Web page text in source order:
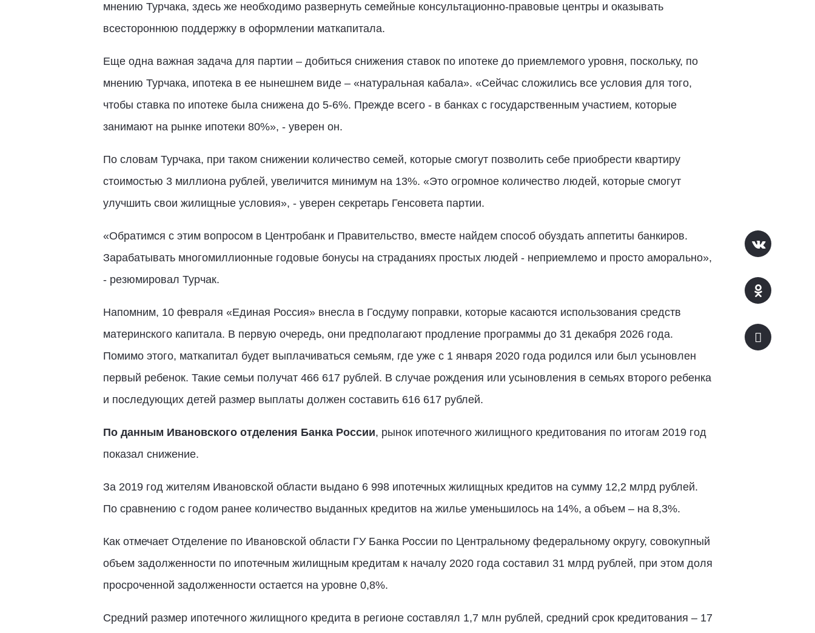
мнению Турчака, здесь же необходимо развернуть семейные консультационно-правовые центры и оказывать
всестороннюю поддержку в оформлении маткапитала.
Еще одна важная задача для партии – добиться снижения ставок по ипотеке до приемлемого уровня, поскольку, по
мнению Турчака, ипотека в ее нынешнем виде – «натуральная кабала». «Сейчас сложились все условия для того,
чтобы ставка по ипотеке была снижена до 5-6%. Прежде всего - в банках с государственным участием, которые
занимают на рынке ипотеки 80%», - уверен он.
По словам Турчака, при таком снижении количество семей, которые смогут позволить себе приобрести квартиру
стоимостью 3 миллиона рублей, увеличится минимум на 13%. «Это огромное количество людей, которые смогут
улучшить свои жилищные условия», - уверен секретарь Генсовета партии.
«Обратимся с этим вопросом в Центробанк и Правительство, вместе найдем способ обуздать аппетиты банкиров.
Зарабатывать многомиллионные годовые бонусы на страданиях простых людей - неприемлемо и просто аморально»,
- резюмировал Турчак.
Напомним, 10 февраля «Единая Россия» внесла в Госдуму поправки, которые касаются использования средств
материнского капитала. В первую очередь, они предполагают продление программы до 31 декабря 2026 года.
Помимо этого, маткапитал будет выплачиваться семьям, где уже с 1 января 2020 года родился или был усыновлен
первый ребенок. Такие семьи получат 466 617 рублей. В случае рождения или усыновления в семьях второго ребенка
и последующих детей размер выплаты должен составить 616 617 рублей.
По данным Ивановского отделения Банка России, рынок ипотечного жилищного кредитования по итогам 2019 год
показал снижение.
За 2019 год жителям Ивановской области выдано 6 998 ипотечных жилищных кредитов на сумму 12,2 млрд рублей.
По сравнению с годом ранее количество выданных кредитов на жилье уменьшилось на 14%, а объем – на 8,3%.
Как отмечает Отделение по Ивановской области ГУ Банка России по Центральному федеральному округу, совокупный
объем задолженности по ипотечным жилищным кредитам к началу 2020 года составил 31 млрд рублей, при этом доля
просроченной задолженности остается на уровне 0,8%.
Средний размер ипотечного жилищного кредита в регионе составлял 1,7 млн рублей, средний срок кредитования – 17